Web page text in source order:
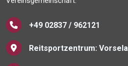
+49 02837 / 962121
Reitsportzentrum: